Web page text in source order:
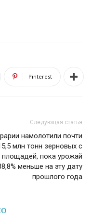
Pinterest
Следующая статья
намолотили почти
млн тонн зерновых с
площадей, пока урожай
меньше на эту дату
прошлого года